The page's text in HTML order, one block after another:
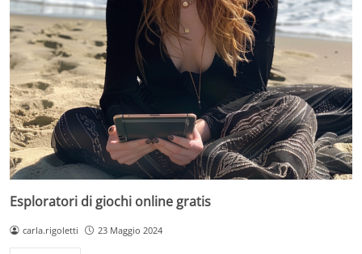
Esploratori di giochi online gratis
carla.rigoletti 23 Maggio 2024